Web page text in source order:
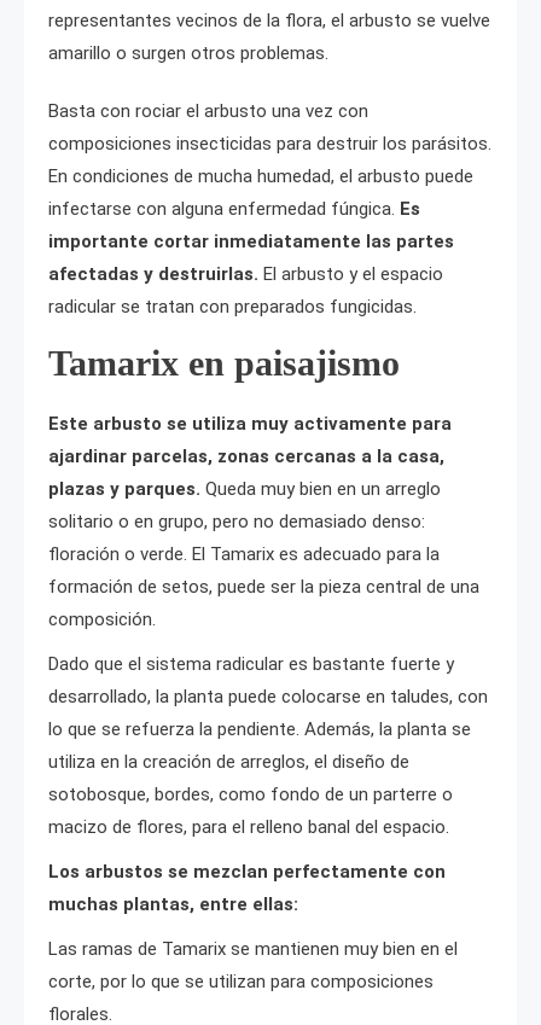
representantes vecinos de la flora, el arbusto se vuelve
amarillo o surgen otros problemas.
Basta con rociar el arbusto una vez con
composiciones insecticidas para destruir los parásitos.
En condiciones de mucha humedad, el arbusto puede
infectarse con alguna enfermedad fúngica. Es
importante cortar inmediatamente las partes
afectadas y destruirlas. El arbusto y el espacio
radicular se tratan con preparados fungicidas.
Tamarix en paisajismo
Este arbusto se utiliza muy activamente para
ajardinar parcelas, zonas cercanas a la casa,
plazas y parques. Queda muy bien en un arreglo
solitario o en grupo, pero no demasiado denso:
floración o verde. El Tamarix es adecuado para la
formación de setos, puede ser la pieza central de una
composición.
Dado que el sistema radicular es bastante fuerte y
desarrollado, la planta puede colocarse en taludes, con
lo que se refuerza la pendiente. Además, la planta se
utiliza en la creación de arreglos, el diseño de
sotobosque, bordes, como fondo de un parterre o
macizo de flores, para el relleno banal del espacio.
Los arbustos se mezclan perfectamente con
muchas plantas, entre ellas:
Las ramas de Tamarix se mantienen muy bien en el
corte, por lo que se utilizan para composiciones
florales.